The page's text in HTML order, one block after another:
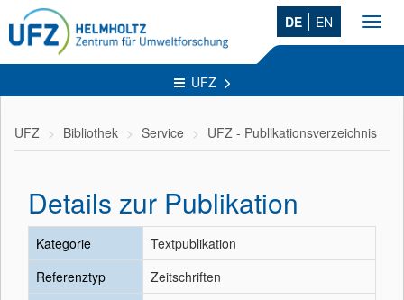
DE EN
UFZ
UFZ Bibliothek Service UFZ - Publikationsverzeichnis
Details zur Publikation
Kategorie
Textpublikation
Referenztyp
Zeitschriften